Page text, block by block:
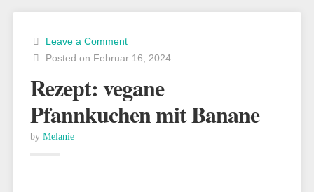
Leave a Comment
Posted on Februar 16, 2024
Rezept: vegane
Pfannkuchen mit Banane
by Melanie